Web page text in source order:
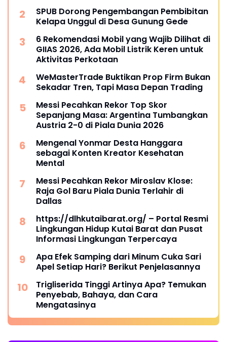
SPUB Dorong Pengembangan Pembibitan
Kelapa Unggul di Desa Gunung Gede
6 Rekomendasi Mobil yang Wajib Dilihat di
GIIAS 2026, Ada Mobil Listrik Keren untuk
Aktivitas Perkotaan
WeMasterTrade Buktikan Prop Firm Bukan
Sekadar Tren, Tapi Masa Depan Trading
Messi Pecahkan Rekor Top Skor
Sepanjang Masa: Argentina Tumbangkan
Austria 2-0 di Piala Dunia 2026
Mengenal Yonmar Desta Hanggara
sebagai Konten Kreator Kesehatan
Mental
Messi Pecahkan Rekor Miroslav Klose:
Raja Gol Baru Piala Dunia Terlahir di
Dallas
https://dlhkutaibarat.org/ – Portal Resmi
Lingkungan Hidup Kutai Barat dan Pusat
Informasi Lingkungan Terpercaya
Apa Efek Samping dari Minum Cuka Sari
Apel Setiap Hari? Berikut Penjelasannya
Trigliserida Tinggi Artinya Apa? Temukan
Penyebab, Bahaya, dan Cara
Mengatasinya